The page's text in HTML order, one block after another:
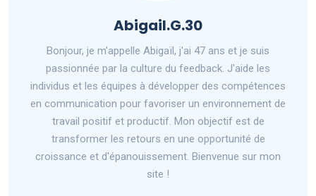
Abigail.G.30
Bonjour, je m'appelle Abigaïl, j'ai 47 ans et je suis
passionnée par la culture du feedback. J'aide les
individus et les équipes à développer des compétences
en communication pour favoriser un environnement de
travail positif et productif. Mon objectif est de
transformer les retours en une opportunité de
croissance et d'épanouissement. Bienvenue sur mon
site !